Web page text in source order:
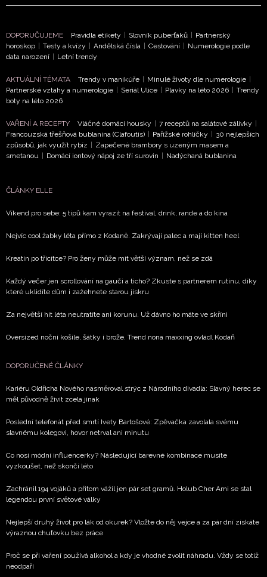
NEWSLETTER
Přihlášením k newsletteru souhlasíte s
Obchodními
potvrzujete, že jste se seznámili seZásadami
Vašimi údaji pracovat zejména k organizaci a
vyhodnocení akce a zasílání novinek.
informace od našich partnerů? Pokud souhlasíte se
soukromí BurdaMedia Extra s.r.o., zaškrtněte toto pole.
DOPORUČUJEME Pravidla etikety | Slovník puberťáků | Partnerský
horoskop | Testy a kvízy | Andělská čísla | Cestování | Numerologie podle
data narození | Letní trendy
AKTUÁLNÍ TÉMATA Trendy v manikúře | Minulé životy dle numerologie |
Partnerské vztahy a numerologie | Seriál Ulice | Plavky na léto 2026 | Trendy
boty na léto 2026
VAŘENÍ A RECEPTY Vláčné domácí housky | 7 receptů na salátové zálivky |
Francouzská třešňová bublanina (Clafoutis) | Pařížské rohlíčky | 30 nejlepších
způsobů, jak využít rybíz | Zapečené brambory s uzeným masem a
smetanou | Domácí iontový nápoj ze tří surovin | Nadýchaná bublanina
ČLÁNKY ELLE
Víkend pro sebe: 5 tipů kam vyrazit na festival, drink, rande a do kina
Nejvíc cool žabky léta přímo z Kodaně. Zakrývají palec a mají kitten heel
Kreatin po třicítce? Pro ženy může mít větší význam, než se zdá
Každý večer jen scrollování na gauči a ticho? Zkuste s partnerem rutinu, díky
které uklidíte dům i zažehnete starou jiskru
Za největší hit léta neutratíte ani korunu. Už dávno ho máte ve skříni
Oversized noční košile, šátky i brože. Trend nona maxxing ovládl Kodaň
DOPORUČENÉ ČLÁNKY
Kariéru Oldřicha Nového nasměroval strýc z Národního divadla: Slavný herec se
měl původně živit zcela jinak
Poslední telefonát před smrtí Ivety Bartošové: Zpěvačka zavolala svému
slavnému kolegovi, hovor netrval ani minutu
Co nosí módní influencerky? Následující barevné kombinace musíte
vyzkoušet, než skončí léto
Zachránil 194 vojáků a přitom vážil jen pár set gramů. Holub Cher Ami se stal
legendou první světové války
Nejlepší druhý život pro lák od okurek? Vložte do něj vejce a za pár dní získáte
výraznou chuťovku bez práce
Proč se při vaření používá alkohol a kdy je vhodné zvolit náhradu. Vždy se totiž
neodpaří